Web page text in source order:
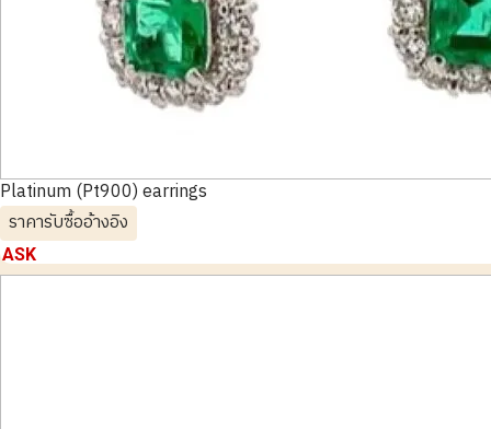
Platinum (Pt900) earrings
ราคารับซื้ออ้างอิง
ASK